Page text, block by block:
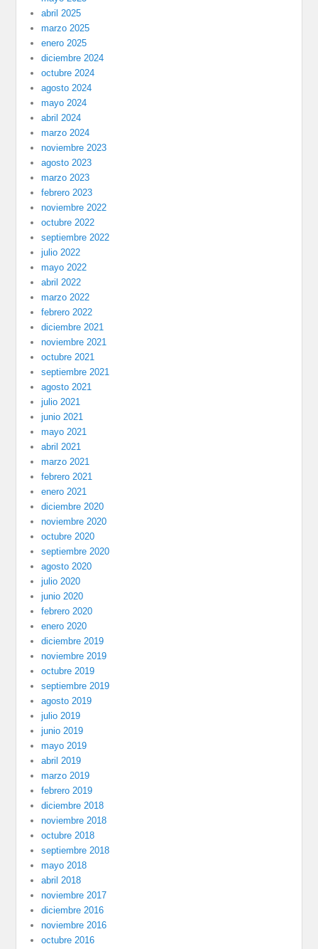
abril 2025
marzo 2025
enero 2025
diciembre 2024
octubre 2024
agosto 2024
mayo 2024
abril 2024
marzo 2024
noviembre 2023
agosto 2023
marzo 2023
febrero 2023
noviembre 2022
octubre 2022
septiembre 2022
julio 2022
mayo 2022
abril 2022
marzo 2022
febrero 2022
diciembre 2021
noviembre 2021
octubre 2021
septiembre 2021
agosto 2021
julio 2021
junio 2021
mayo 2021
abril 2021
marzo 2021
febrero 2021
enero 2021
diciembre 2020
noviembre 2020
octubre 2020
septiembre 2020
agosto 2020
julio 2020
junio 2020
febrero 2020
enero 2020
diciembre 2019
noviembre 2019
octubre 2019
septiembre 2019
agosto 2019
julio 2019
junio 2019
mayo 2019
abril 2019
marzo 2019
febrero 2019
diciembre 2018
noviembre 2018
octubre 2018
septiembre 2018
mayo 2018
abril 2018
noviembre 2017
diciembre 2016
noviembre 2016
octubre 2016